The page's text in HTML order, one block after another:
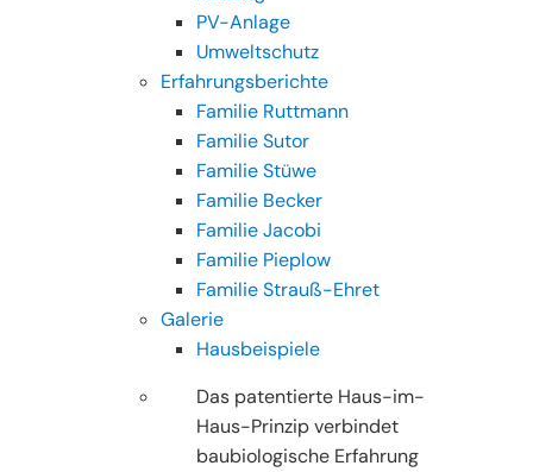
PV-Anlage
Umweltschutz
Erfahrungsberichte
Familie Ruttmann
Familie Sutor
Familie Stüwe
Familie Becker
Familie Jacobi
Familie Pieplow
Familie Strauß-Ehret
Galerie
Hausbeispiele
Das patentierte Haus-im-
Haus-Prinzip verbindet
baubiologische Erfahrung